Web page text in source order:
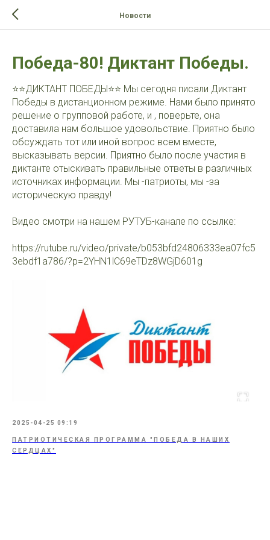
Новости
Победа-80! Диктант Победы.
⭐️⭐️ДИКТАНТ ПОБЕДЫ⭐️⭐️ Мы сегодня писали Диктант
Победы в дистанционном режиме. Нами было принято
решение о групповой работе, и , поверьте, она
доставила нам большое удовольствие. Приятно было
обсуждать тот или иной вопрос всем вместе,
высказывать версии. Приятно было после участия в
диктанте отыскивать правильные ответы в различных
источниках информации. Мы -патриоты, мы -за
историческую правду!
Видео смотри на нашем РУТУБ-канале по ссылке:
https://rutube.ru/video/private/b053bfd24806333ea07fc5
3ebdf1a786/?p=2YHN1lC69eTDz8WGjD601g
2025-04-25 09:19
ПАТРИОТИЧЕСКАЯ ПРОГРАММА "ПОБЕДА В НАШИХ
СЕРДЦАХ"